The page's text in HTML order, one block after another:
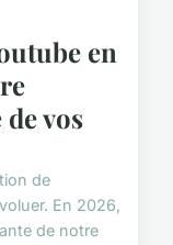
en
vos
de
En 2026,
de notre